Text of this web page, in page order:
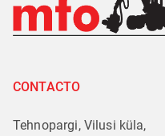
CONTACTO
Tehnopargi, Vilusi küla,